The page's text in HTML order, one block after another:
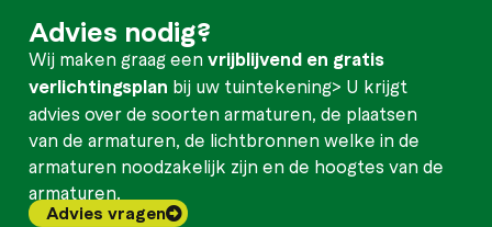
Advies nodig?
Wij maken graag eenvrijblijvend en gratis
verlichtingsplan bij uw tuintekening> U krijgt
advies over de soorten armaturen, de plaatsen
van de armaturen, de lichtbronnen welke in de
armaturen noodzakelijk zijn en de hoogtes van de
armaturen.
Advies vragen